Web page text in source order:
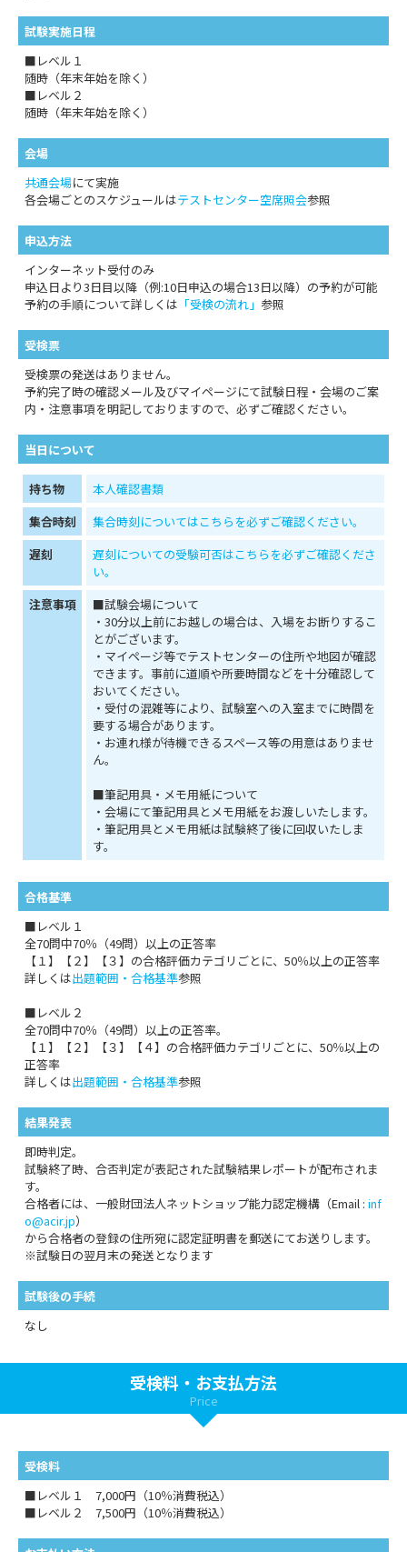
試験実施日程
■レベル１
随時（年末年始を除く）
■レベル２
随時（年末年始を除く）
会場
共通会場にて実施
各会場ごとのスケジュールはテストセンター空席照会参照
申込方法
インターネット受付のみ
申込日より3日目以降（例:10日申込の場合13日以降）の予約が可能
予約の手順について詳しくは 「受検の流れ」 参照
受検票
受検票の発送はありません。
予約完了時の確認メール及びマイページにて試験日程・会場のご案
内・注意事項を明記しておりますので、必ずご確認ください。
当日について
持ち物
本人確認書類
集合時刻
集合時刻についてはこちらを必ずご確認ください。
遅刻
遅刻についての受験可否はこちらを必ずご確認くださ
い。
注意事項
■試験会場について
・30分以上前にお越しの場合は、入場をお断りするこ
とがございます。
・マイページ等でテストセンターの住所や地図が確認
できます。事前に道順や所要時間などを十分確認して
おいてください。
・受付の混雑等により、試験室への入室までに時間を
要する場合があります。
・お連れ様が待機できるスペース等の用意はありませ
ん。
■筆記用具・メモ用紙について
・会場にて筆記用具とメモ用紙をお渡しいたします。
・筆記用具とメモ用紙は試験終了後に回収いたしま
す。
合格基準
■レベル１
全70問中70％（49問）以上の正答率
【１】【２】【３】の合格評価カテゴリごとに、50％以上の正答率
詳しくは出題範囲・合格基準参照
■レベル２
全70問中70％（49問）以上の正答率。
【１】【２】【３】【４】の合格評価カテゴリごとに、50％以上の
正答率
詳しくは出題範囲・合格基準参照
結果発表
即時判定。
試験終了時、合否判定が表記された試験結果レポートが配布されま
す。
合格者には、一般財団法人ネットショップ能力認定機構（Email : inf
o@acir.jp）
から合格者の登録の住所宛に認定証明書を郵送にてお送りします。
※試験日の翌月末の発送となります
試験後の手続
なし
受検料・お支払方法
Price
受検料
■レベル１ 7,000円（10％消費税込）
■レベル２ 7,500円（10％消費税込）